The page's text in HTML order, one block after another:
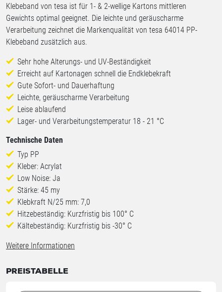
Klebeband von tesa ist für 1- & 2-wellige Kartons mittleren
Gewichts optimal geeignet. Die leichte und geräuscharme
Verarbeitung zeichnet die Markenqualität von tesa 64014 PP-
Klebeband zusätzlich aus.
Sehr hohe Alterungs- und UV-Beständigkeit
Erreicht auf Kartonagen schnell die Endklebekraft
Gute Sofort- und Dauerhaftung
Leichte, geräuscharme Verarbeitung
Leise ablaufend
Lager- und Verarbeitungstemperatur 18 - 21 °C
Technische Daten
Typ PP
Kleber: Acrylat
Low Noise: Ja
Stärke: 45 my
Klebkraft N/25 mm: 7,0
Hitzebeständig: Kurzfristig bis 100° C
Kältebeständig: Kurzfristig bis -30° C
Weitere Informationen
PREISTABELLE